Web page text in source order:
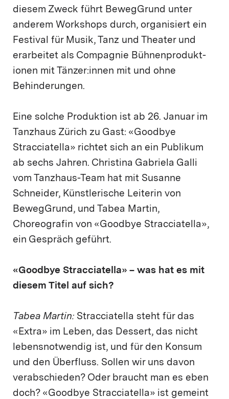
diesem Zweck führt BewegGrund unter
anderem Workshops durch, organisiert ein
Festival für Musik, Tanz und Theater und
erarbeitet als Compagnie Bühnenprodukt-
ionen mit Tänzer:innen mit und ohne
Behinderungen.
Eine solche Produktion ist ab 26. Januar im
Tanzhaus Zürich zu Gast: «Goodbye
Stracciatella» richtet sich an ein Publikum
ab sechs Jahren. Christina Gabriela Galli
vom Tanzhaus-Team hat mit Susanne
Schneider, Künstlerische Leiterin von
BewegGrund, und Tabea Martin,
Choreografin von «Goodbye Stracciatella»,
ein Gespräch geführt.
«Goodbye Stracciatella» – was hat es mit
diesem Titel auf sich?
Tabea Martin: Stracciatella steht für das
«Extra» im Leben, das Dessert, das nicht
lebensnotwendig ist, und für den Konsum
und den Überfluss. Sollen wir uns davon
verabschieden? Oder braucht man es eben
doch? «Goodbye Stracciatella» ist gemeint